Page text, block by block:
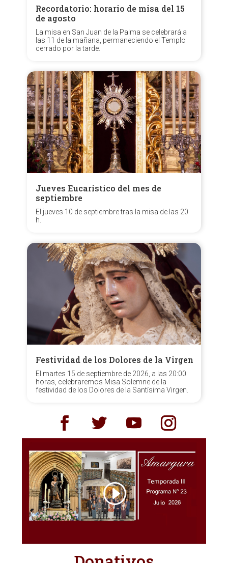
Recordatorio: horario de misa del 15
de agosto
La misa en San Juan de la Palma se celebrará a
las 11 de la mañana, permaneciendo el Templo
cerrado por la tarde.
Jueves Eucarístico del mes de
septiembre
El jueves 10 de septiembre tras la misa de las 20
h.
Festividad de los Dolores de la Virgen
El martes 15 de septiembre de 2026, a las 20:00
horas, celebraremos Misa Solemne de la
festividad de los Dolores de la Santísima Virgen.